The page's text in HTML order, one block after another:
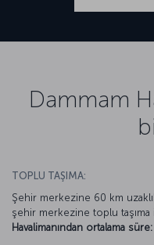
Dammam
TOPLU TAŞIMA:
Şehir merkezine 60 km
şehir merkezine toplu taşıma
Havalimanından ortalama süre: